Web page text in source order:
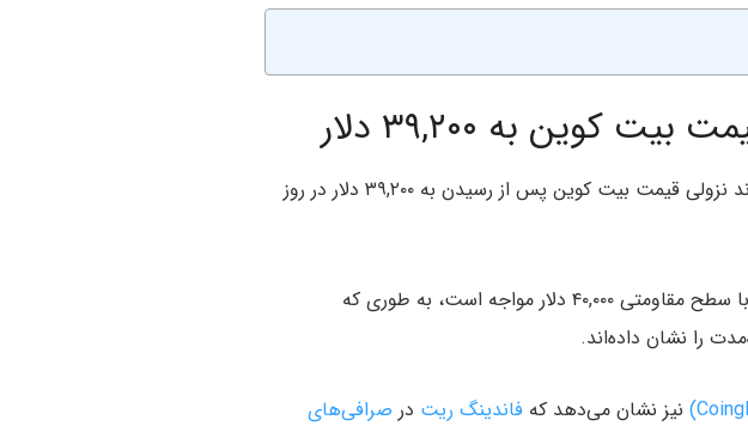
به ۳۹,۲۰۰ دلار
نیز روند نزولی قیمت بیت کوین پس از رسیدن به ۳۹,۲۰۰ دلار در روز
همراه با ریزش بازار بورس، قیمت بیت کو‌ین نیز اکنون با سطح مقاومتی ۴۰,۰۰۰ دلار مواجه است، به طوری که
را نشان داده‌اند.
نیز نشان می‌دهد که فاندینگ ریت در صرافی‌های